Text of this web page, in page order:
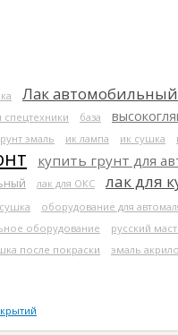
Лак автомобильный
спецтехники
база
эмаль ик лампа ик сушка
купить грунт для
лак для ОКС лак для
оборудование для
оборудование русский
после покраски эмаль